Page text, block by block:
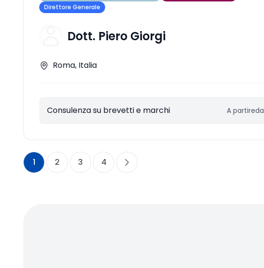
Direttore Generale
Dott. Piero Giorgi
Roma, Italia
Consulenza su brevetti e marchi A partireda
1 2 3 4